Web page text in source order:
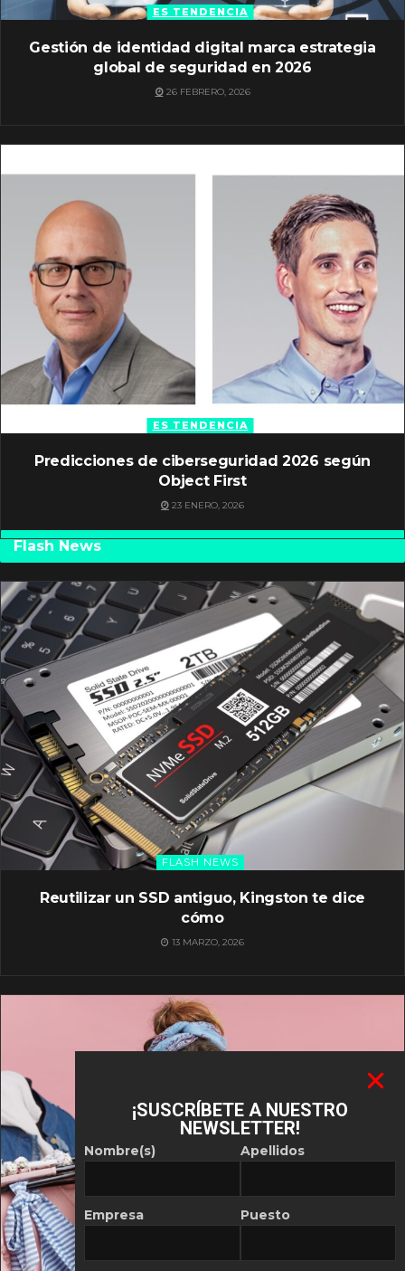
ES TENDENCIA
Gestión de identidad digital marca estrategia
global de seguridad en 2026
26 FEBRERO, 2026
ES TENDENCIA
Predicciones de ciberseguridad 2026 según
Object First
23 ENERO, 2026
Flash News
FLASH NEWS
Reutilizar un SSD antiguo, Kingston te dice
cómo
13 MARZO, 2026
¡SUSCRÍBETE A NUESTRO
NEWSLETTER!
Nombre(s)
Empresa
Apellidos
Puesto